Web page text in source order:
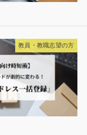
教員・教職志望の方